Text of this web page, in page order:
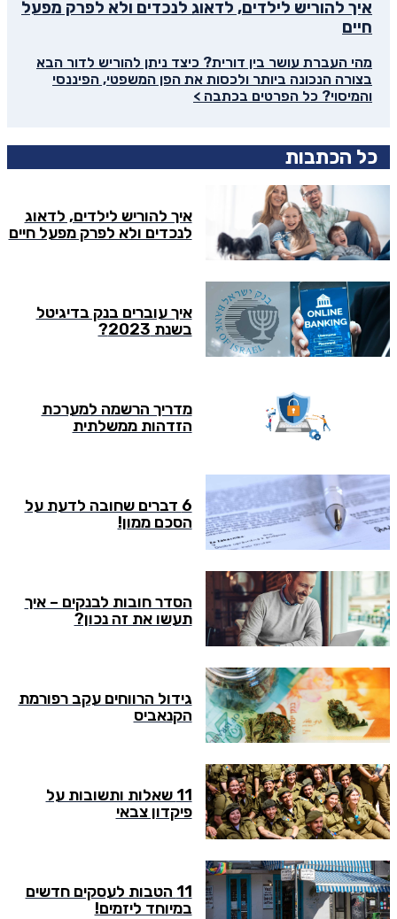
איך להוריש לילדים, לדאוג לנכדים ולא לפרק מפעל
חיים
מהי העברת עושר בין דורית? כיצד ניתן להוריש לדור הבא
בצורה הנכונה ביותר ולכסות את הפן המשפטי, הפיננסי
והמיסוי? כל הפרטים בכתבה >
כל הכתבות
איך להוריש לילדים, לדאוג
לנכדים ולא לפרק מפעל חיים
איך עוברים בנק בדיגיטל
בשנת 2023?
מדריך הרשמה למערכת
הזדהות ממשלתית
6 דברים שחובה לדעת על
הסכם ממון!
הסדר חובות לבנקים – איך
תעשו את זה נכון?
גידול הרווחים עקב רפורמת
הקנאביס
11 שאלות ותשובות על
פיקדון צבאי
11 הטבות לעסקים חדשים
במיוחד ליזמים!